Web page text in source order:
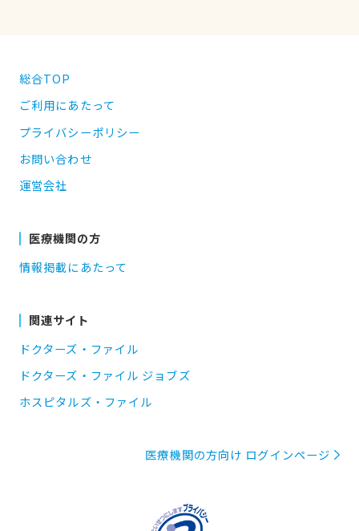
総合TOP
ご利用にあたって
プライバシーポリシー
お問い合わせ
運営会社
医療機関の方
情報掲載にあたって
関連サイト
ドクターズ・ファイル
ドクターズ・ファイル ジョブズ
ホスピタルズ・ファイル
医療機関の方向け ログインページ